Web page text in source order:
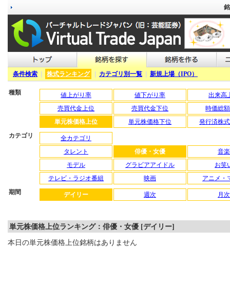
条件検索 株式ランキング カテゴリ別一覧 新規上場（IPO）
種類 値上がり率 値下がり率
出来高
売買代金上位
売買代金下位
時価総
単元株価格上位
単元株価格下位
発行済株
カテゴリ
全カテゴリ
タレント
俳優・女優
音楽
モデル
グラビアアイドル
お笑
テレビ・ラジオ番組
映画
アニメ・
期間
デイリー 週次 月次
単元株価格上位ランキング：俳優・女優 [デイリー]
本日の単元株価格上位銘柄はありません